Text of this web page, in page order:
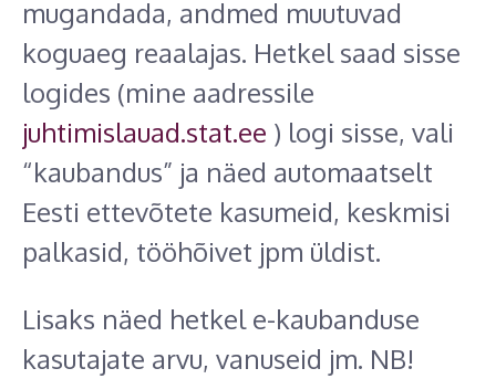
mugandada, andmed muutuvad
koguaeg reaalajas. Hetkel saad sisse
logides (mine aadressile
juhtimislauad.stat.ee ) logi sisse, vali
“kaubandus” ja näed automaatselt
Eesti ettevõtete kasumeid, keskmisi
palkasid, tööhõivet jpm üldist.
Lisaks näed hetkel e-kaubanduse
kasutajate arvu, vanuseid jm. NB!